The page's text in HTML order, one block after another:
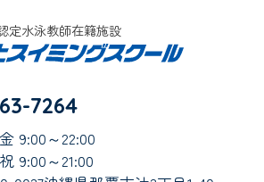
定水泳教師在籍施設
7264
9:00～22:00
9:00～21:00